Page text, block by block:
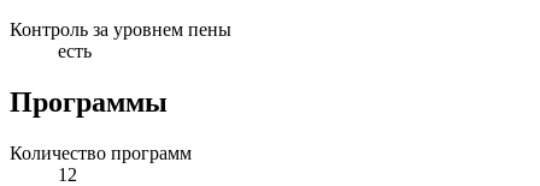
Контроль за уровнем пены
есть
Программы
Количество программ
12